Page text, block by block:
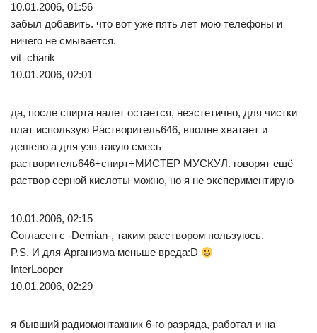
10.01.2006, 01:56
забыл добавить. что вот уже пять лет мою телефоны и
ничего не смывается.
vit_charik
10.01.2006, 02:01
да, после спирта налет остается, неэстетично, для чистки
плат использую Растворитель646, вполне хватает и
дешево а для узв такую смесь
растворитель646+спирт+МИСТЕР МУСКУЛ. говорят ещё
раствор серной кислоты можно, но я не экспериментирую
10.01.2006, 02:15
Согласен с -Demian-, таким расствором пользуюсь.
P.S. И для Арганизма меньше вреда:D
InterLooper
10.01.2006, 02:29
я бывший радиомонтажник 6-го разряда, работал и на